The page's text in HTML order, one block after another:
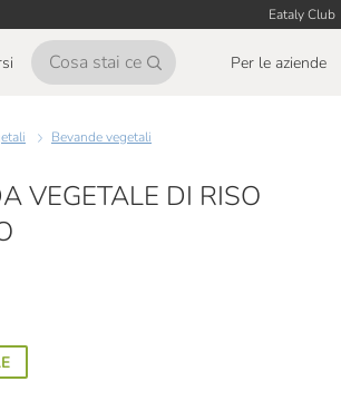
Eataly Club
Per le aziende
Bevande vegetali
VEGETALE DI RISO